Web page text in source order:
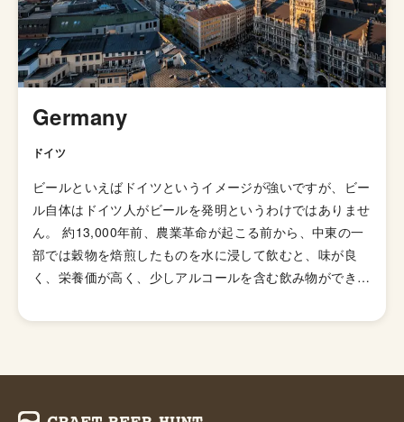
で、冬季にはビールの醸造が困難だという制約条件を打破
するために考え出されたと言われています。 ピルスナー
は淡い黄金色（それまではブラウンが主流）とスッキリと
した味わいで人気を博し、いっきに市場に広まったと言わ
しては、この万人受けする味わいと大量生産するためにそ
れなりの設備投資を要するので大手資本が続々と参入した
Germany
ドイツ
ビールといえばドイツというイメージが強いですが、ビー
ル自体はドイツ人がビールを発明というわけではありませ
ん。 約13,000年前、農業革命が起こる前から、中東の一
部では穀物を焙煎したものを水に浸して飲むと、味が良
く、栄養価が高く、少しアルコールを含む飲み物ができる
われた考古学的発掘調査では、古代の醸造所の名残が発見
コシなどさまざまな穀物を今日の麦芽の代わりにつかって